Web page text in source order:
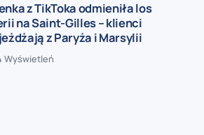
z TikToka odmieniła los
na Saint-Gilles – klienci
z Paryża i Marsylii
Wyświetleń